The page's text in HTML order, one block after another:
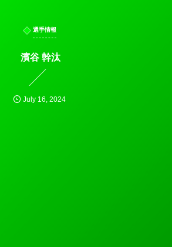
選手情報
濱谷 幹汰
July 16, 2024